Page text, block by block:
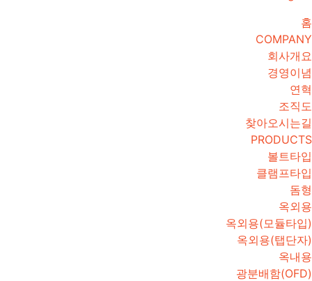
홈
COMPANY
회사개요
경영이념
연혁
조직도
찾아오시는길
PRODUCTS
볼트타입
클램프타입
돔형
옥외용
옥외용(모듈타입)
옥외용(탭단자)
옥내용
광분배함(OFD)